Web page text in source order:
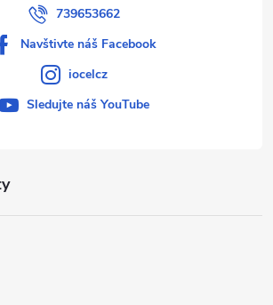
739653662
Navštivte náš Facebook
iocelcz
Sledujte náš YouTube